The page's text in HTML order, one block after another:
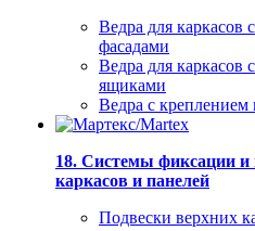
Ведра для каркасов
фасадами
Ведра для
ящиками
Ведра с креплением
18. Системы фиксации и
каркасов и панелей
Подвески верхних